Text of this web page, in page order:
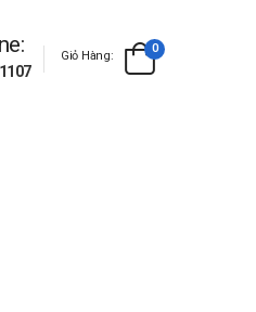
Giỏ Hàng:
0